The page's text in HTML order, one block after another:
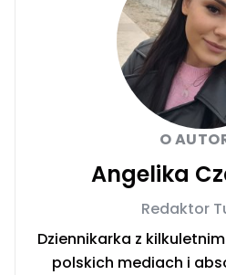
O
Angelika
Redaktor
Dziennikarka z
polskich mediach i